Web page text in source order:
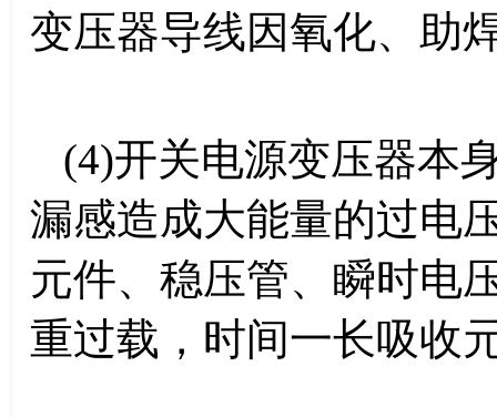
变压器导线因氧化、助
(4)开关电源变压器本
漏感造成大能量的过电
元件、稳压管、瞬时电
重过载，时间一长吸收